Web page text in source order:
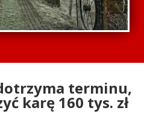
terminu,
karę 160 tys. zł